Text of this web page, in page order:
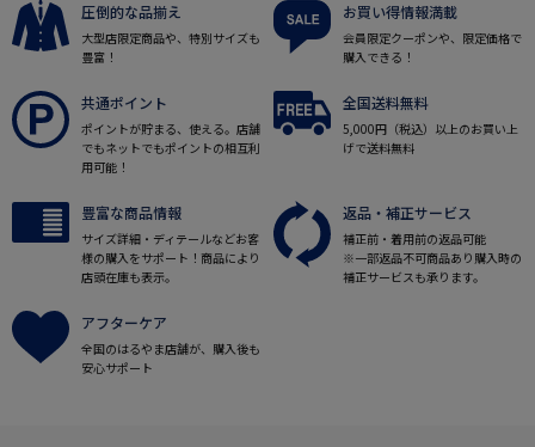
圧倒的な品揃え
大型店限定商品や、特別サイズも
豊富！
お買い得情報満載
会員限定クーポンや、限定価格で
購入できる！
共通ポイント
ポイントが貯まる、使える。店舗
でもネットでもポイントの相互利
用可能！
全国送料無料
5,000円（税込）以上のお買い上
げで送料無料
豊富な商品情報
サイズ詳細・ディテールなどお客
様の購入をサポート！商品により
店頭在庫も表示。
返品・補正サービス
補正前・着用前の返品可能
※一部返品不可商品あり購入時の
補正サービスも承ります。
アフターケア
全国のはるやま店舗が、購入後も
安心サポート